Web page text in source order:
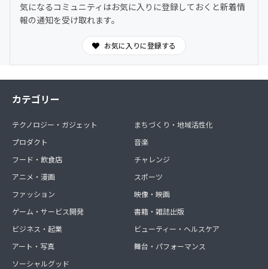
わからないことは気軽に質問OK。日常的に気づきや学び
を共有できます。
気になるコミュニティはお気に入りに登録しておくと新着情
報の通知を受け取れます。
お気に入りに登録する
カテゴリー
テクノロジー・ガジェット
プロダクト
フード・飲食店
アニメ・漫画
ファッション
ゲーム・サービス開発
ビジネス・起業
アート・写真
ソーシャルグッド
まちづくり・地域活性化
音楽
チャレンジ
スポーツ
映像・映画
書籍・雑誌出版
ビューティー・ヘルスケア
舞台・パフォーマンス